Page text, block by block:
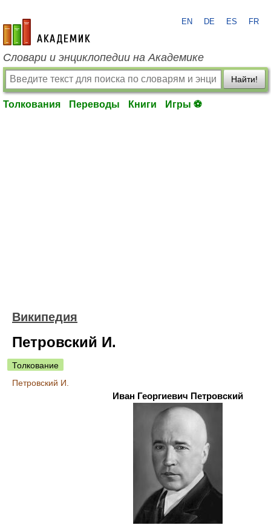
academic.ru
EN DE ES FR
Словари и энциклопедии на Академике
Найти!
Толкования Переводы Книги Игры ⚽
Википедия
Петровский И.
Толкование
Петровский И.
Иван Георгиевич Петровский